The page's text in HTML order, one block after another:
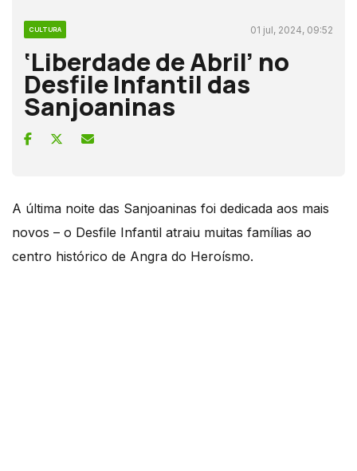
CULTURA 01 jul, 2024, 09:52
‘Liberdade de Abril’ no
Desfile Infantil das
Sanjoaninas
A última noite das Sanjoaninas foi dedicada aos mais
novos – o Desfile Infantil atraiu muitas famílias ao
centro histórico de Angra do Heroísmo.